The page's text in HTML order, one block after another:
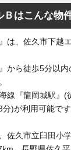
Ｂはこんな物
は、佐久市下越
から徒歩5分以
線『龍岡城駅』(
分)が利用可能です
佐久市立臼田小